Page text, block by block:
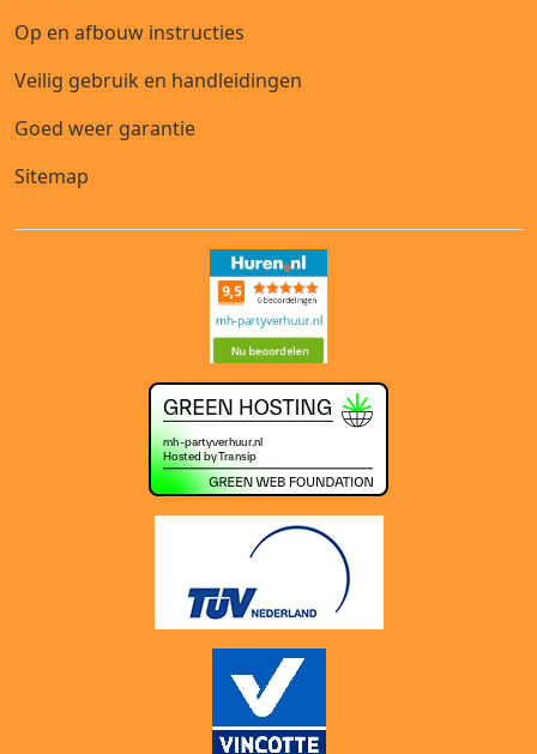
Op en afbouw instructies
Veilig gebruik en handleidingen
Goed weer garantie
Sitemap